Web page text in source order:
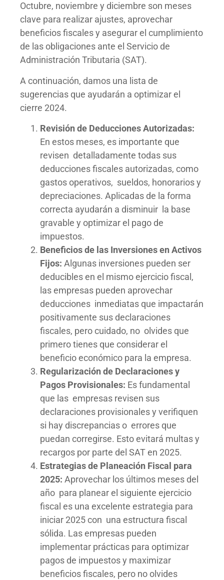
Octubre, noviembre y diciembre son meses
clave para realizar ajustes, aprovechar
beneficiosfiscales y asegurar el cumplimiento
de las obligaciones ante el Servicio de
Administración Tributaria (SAT).
A continuación, damos una lista de
sugerencias que ayudarán a optimizar el
cierre 2024.
Revisión de Deducciones Autorizadas:
En estos meses, es importante que
revisen detalladamente todas sus
deducciones fiscales autorizadas, como
gastos operativos, sueldos, honorarios y
depreciaciones. Aplicadas de la forma
correcta ayudarán a disminuir la base
gravable y optimizar el pago de
impuestos.
Beneficios de las Inversiones en Activos
Fijos: Algunas inversiones pueden ser
deducibles en el mismo ejercicio fiscal,
las empresas pueden aprovechar
deducciones inmediatas que impactarán
positivamente sus declaraciones
fiscales, pero cuidado, no olvides que
primero tienes que considerar el
beneficio económico para la empresa.
Regularización de Declaraciones y
Pagos Provisionales: Es fundamental
que las empresas revisen sus
declaraciones provisionales y verifiquen
si hay discrepancias o errores que
puedan corregirse. Esto evitará multas y
recargos por parte del SAT en 2025.
Estrategias de Planeación Fiscal para
2025: Aprovechar los últimos meses del
año para planear el siguiente ejercicio
fiscal es una excelente estrategia para
iniciar 2025 con una estructura fiscal
sólida. Las empresas pueden
implementar prácticas para optimizar
pagos de impuestos y maximizar
beneficios fiscales, pero no olvides